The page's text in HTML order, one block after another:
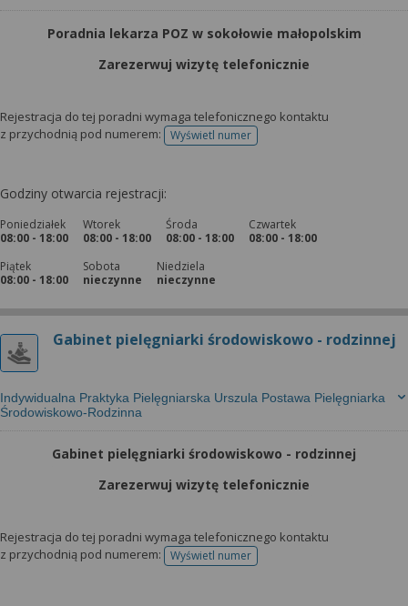
Poradnia lekarza POZ w sokołowie małopolskim
Zarezerwuj wizytę telefonicznie
Rejestracja do tej poradni wymaga telefonicznego kontaktu
z przychodnią pod numerem:
Wyświetl numertelefonu do rejestracji
Godziny otwarcia rejestracji:
Poniedziałek
08:00 - 18:00
Wtorek
08:00 - 18:00
Środa
08:00 - 18:00
Czwartek
08:00 - 18:00
Piątek
08:00 - 18:00
Sobota
nieczynne
Niedziela
nieczynne
Gabinet pielęgniarki środowiskowo - rodzinnej
Indywidualna Praktyka Pielęgniarska Urszula Postawa Pielęgniarka
Środowiskowo-Rodzinna
Gabinet pielęgniarki środowiskowo - rodzinnej
Zarezerwuj wizytę telefonicznie
Rejestracja do tej poradni wymaga telefonicznego kontaktu
z przychodnią pod numerem:
Wyświetl numertelefonu do rejestracji